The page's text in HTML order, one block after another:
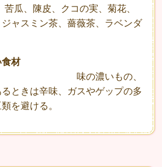
瓜、陳皮、クコの実、菊花、
ャスミン茶、薔薇茶、ラベンダ
材
いもの、
ときは辛味、ガスやゲップの多
を避ける。